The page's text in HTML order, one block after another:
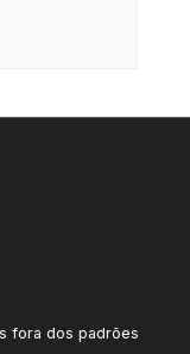
fora dos padrões